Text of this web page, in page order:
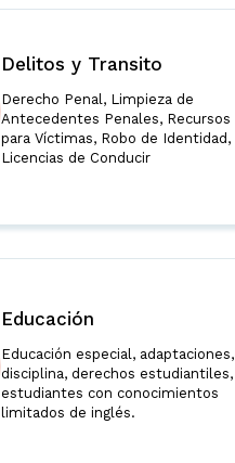
Delitos y Transito
Derecho Penal, Limpieza de
Antecedentes Penales, Recursos
para Víctimas, Robo de Identidad,
Licencias de Conducir
Educación
Educación especial, adaptaciones,
disciplina, derechos estudiantiles,
estudiantes con conocimientos
limitados de inglés.